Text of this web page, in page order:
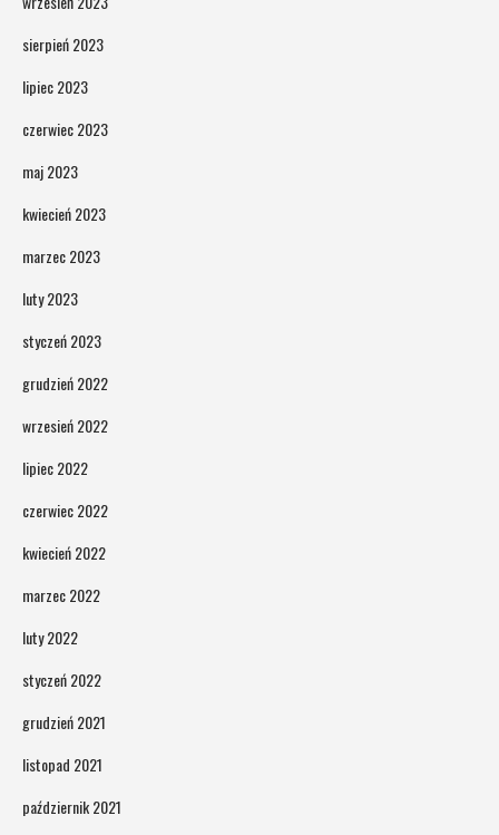
sierpień 2023
lipiec 2023
czerwiec 2023
maj 2023
kwiecień 2023
marzec 2023
luty 2023
styczeń 2023
grudzień 2022
wrzesień 2022
lipiec 2022
czerwiec 2022
kwiecień 2022
marzec 2022
luty 2022
styczeń 2022
grudzień 2021
listopad 2021
październik 2021